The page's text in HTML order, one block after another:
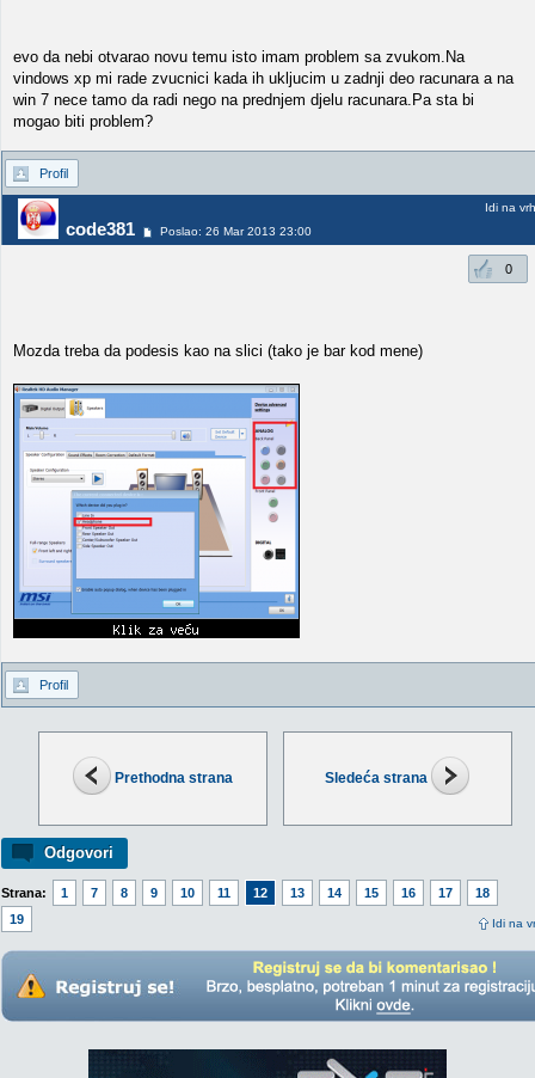
Prethodna strana Sledeća strana
Odgovori
Strana: 1 7 8 9 10 11 12 13 14 15 16 17
18
19
Idi na
evo da nebi otvarao novu temu isto imam problem sa zvukom.Na
vindows xp mi rade zvucnici kada ih ukljucim u zadnji deo racunara a na
win 7 nece tamo da radi nego na prednjem djelu racunara.Pa sta bi
mogao biti problem?
Profil
code381 Poslao: 26 Mar 2013 23:00
Idi na vrh
0
Mozda treba da podesis kao na slici (tako je bar kod mene)
Profil